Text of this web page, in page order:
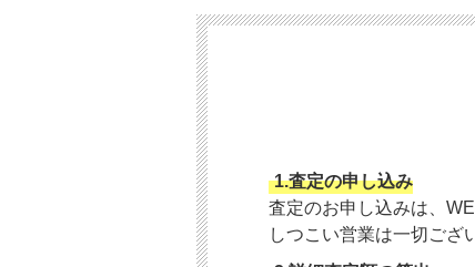
1.査定の申し込み
査定のお申し込みは、
しつこい営業は一切ござ